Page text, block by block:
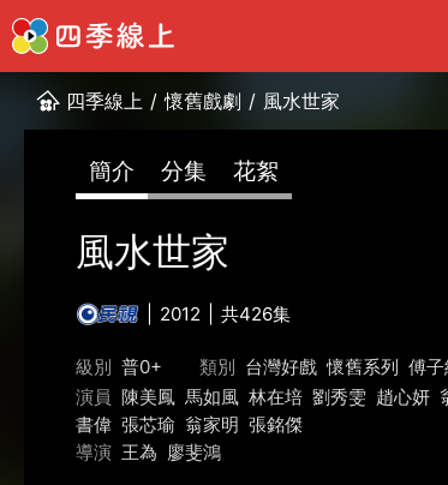
四季線上 / 懷舊戲劇 / 風水世家
簡介 分集 花絮
風水世家
2012 共426集
級別 普0+ 類別 台灣好戲 懷舊系列 傅
演員 陳美鳳 馬如風 林在培 劉秀雯 趙心妍
書偉 張芯瑜 翁家明 張銘傑
導演 王為 廖斐鴻